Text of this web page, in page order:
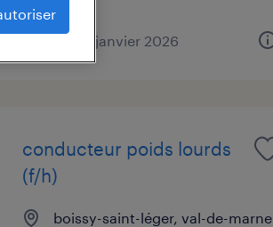
publié le 8 janvier 2026
conducteur poids lourds
(f/h)
boissy-saint-léger, val-de-marne